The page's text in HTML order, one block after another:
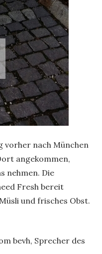
vorher nach München
angekommen,
nehmen. Die
Fresh bereit
und frisches Obst.
bevh, Sprecher des